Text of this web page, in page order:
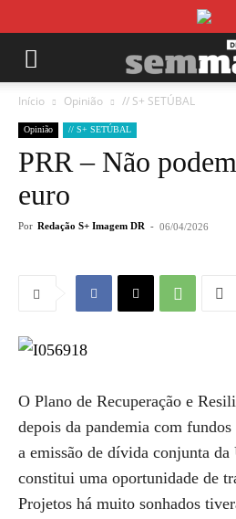
Início Opinião // S+ SETÚBAL
Opinião // S+ SETÚBAL
PRR – Não
euro
Por Redação S+ Imagem DR - 06/04/2026
O Plano de Recuperação e
depois da pandemia com
a emissão de dívida conjunta
constitui uma oportunidade de
Projetos há muito sonhados